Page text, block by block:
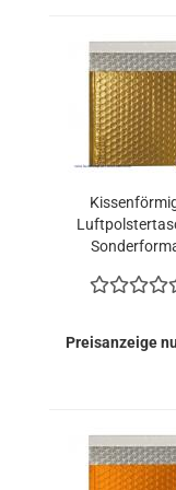
metallisch Matt
Preisanzeige